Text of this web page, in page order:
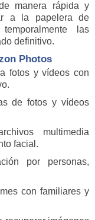
manera rápida y
a la papelera de
las
definitivo.
Photos
fotos y vídeos con
de fotos y vídeos
multimedia
facial.
por personas,
con familiares y